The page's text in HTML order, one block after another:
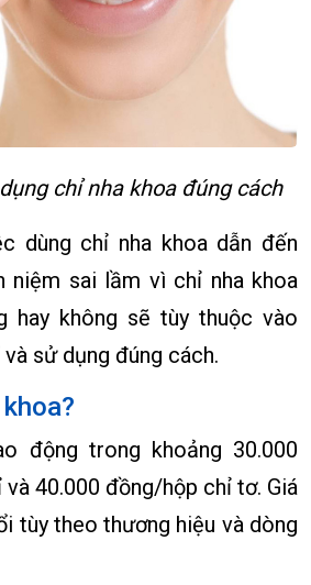
chỉ nha khoa đúng cách
dùng chỉ nha khoa dẫn đến
niệm sai lầm vì chỉ nha khoa
hay không sẽ tùy thuộc vào
sử dụng đúng cách.
động trong khoảng 30.000
40.000 đồng/hộp chỉ tơ. Giá
tùy theo thương hiệu và dòng